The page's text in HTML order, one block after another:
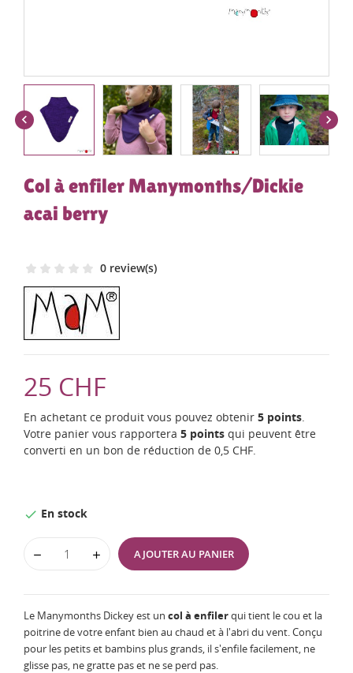
 
Col à enfiler Manymonths/Dickie
acai berry
0 review(s)
25 CHF
En achetant ce produit vous pouvez obtenir 5 points
Votre panier vous rapportera 5 points qui peuvent être
converti en un bon de réduction de 0,5 CHF
 En stock
AJOUTER AU PANIER
Le Manymonths Dickey est un col à enfilerqui tient le cou et la
poitrine de votre enfant bien au chaud et à l'abri du vent. Conçu
pour les petits et bambins plus grands, il s'enfile facilement, ne
glisse pas, ne gratte pas et ne se perd pas.